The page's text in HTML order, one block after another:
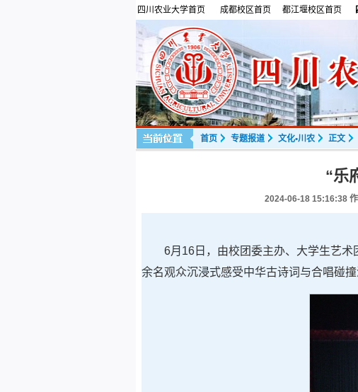
四川农业大学首页 成都校区首页 都江堰校区首页
首页 专题报道 文化•川农 正文
“乐
2024-06-18 15:16:38作
6月16日，由校团委主办、大学生艺术
余名观众沉浸式感受中华古诗词与合唱碰撞